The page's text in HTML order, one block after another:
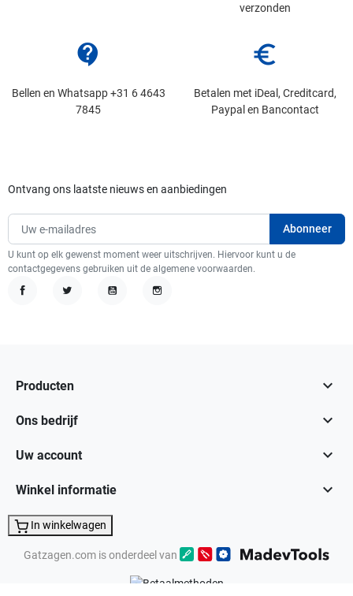
verzonden
contact_support
Bellen en Whatsapp +31 6 4643
7845
euro_symbol
Betalen met iDeal, Creditcard,
Paypal en Bancontact
Ontvang ons laatste nieuws en aanbiedingen
U kunt op elk gewenst moment weer uitschrijven. Hiervoor kunt u de
contactgegevens gebruiken uit de algemene voorwaarden.
Producten 
Ons bedrijf 
Uw account 
Winkel informatie 
In winkelwagen
Gatzagen.com is onderdeel van